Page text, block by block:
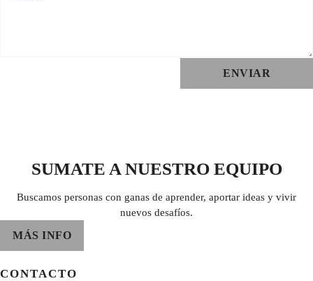
ENVIAR
SUMATE A NUESTRO EQUIPO
Buscamos personas con ganas de aprender, aportar ideas y vivir
nuevos desafíos.
MÁS INFO
CONTACTO